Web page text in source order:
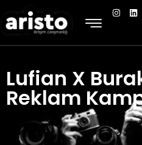
Lufian X
Reklam